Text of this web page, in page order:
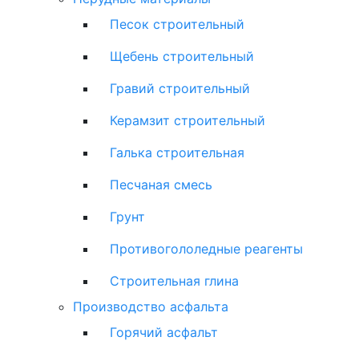
Песок строительный
Щебень строительный
Гравий строительный
Керамзит строительный
Галька строительная
Песчаная смесь
Грунт
Противогололедные реагенты
Строительная глина
Производство асфальта
Горячий асфальт